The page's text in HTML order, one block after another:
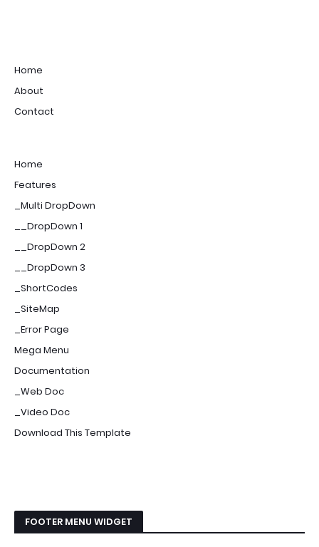
Home
About
Contact
Home
Features
_Multi DropDown
__DropDown 1
__DropDown 2
__DropDown 3
_ShortCodes
_SiteMap
_Error Page
Mega Menu
Documentation
_Web Doc
_Video Doc
Download This Template
FOOTER MENU WIDGET